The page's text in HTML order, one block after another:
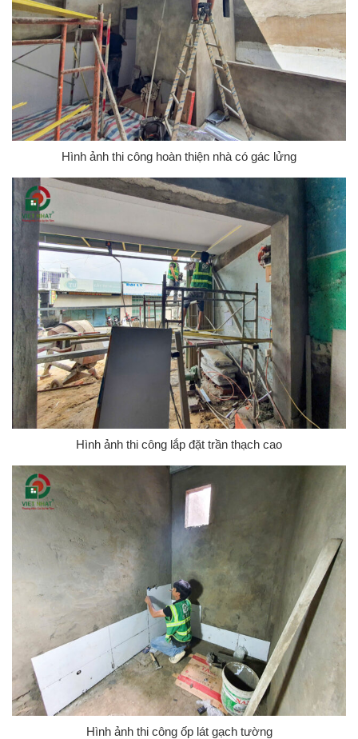
Hình ảnh thi công hoàn thiện nhà có gác lửng
Hình ảnh thi công lắp đặt trần thạch cao
Hình ảnh thi công ốp lát gạch tường